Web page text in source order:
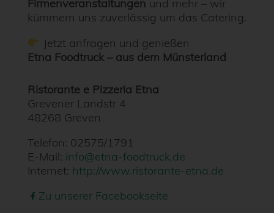
Firmenveranstaltungen und mehr – wir
kümmern uns zuverlässig um das Catering.
Jetzt anfragen und genießen
Etna Foodtruck – aus dem Münsterland
Ristorante e Pizzeria Etna
Grevener Landstr 4
48268 Greven
Telefon: 02575/1791
E-Mail: info@etna-foodtruck.de
Internet: http://www.ristorante-etna.de
Zu unserer Facebookseite